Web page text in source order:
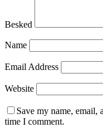
Besked
Name
Email Address
Website
Save my name, email,
time I comment.